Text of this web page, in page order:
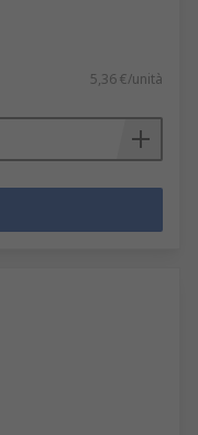
5,36 €/unità